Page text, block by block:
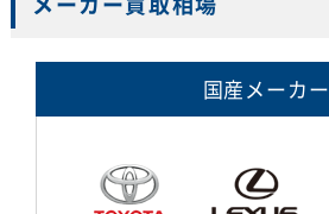
国産メーカー